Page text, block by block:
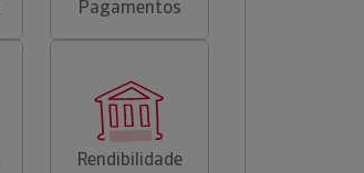
Pagamentos
Rendibilidade